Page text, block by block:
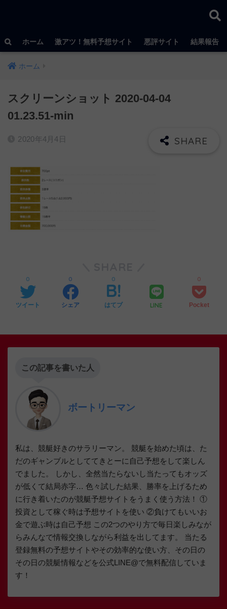
ホーム 激アツ！無料予想サイト 悪評サイト 結果報告
ホーム
スクリーンショット 2020-04-04
01.23.51-min
2020年4月4日
ツイート
0
シェア
0
はてブ
0
LINE Pocket
0
この記事を書いた人
ボートリーマン
私は、競艇好きのサラリーマン。 競艇を始めた頃は、た
だのギャンブルとしててきとーに自己予想をして楽しん
でました。 しかし、全然当たらないし当たってもオッズ
が低くて結局赤字… 色々試した結果、勝率を上げるため
に行き着いたのが競艇予想サイトをうまく使う方法！ ①
投資として稼ぐ時は予想サイトを使い ②負けてもいいお
金で遊ぶ時は自己予想 この2つのやり方で毎日楽しみなが
らみんなで情報交換しながら利益を出してます。 当たる
登録無料の予想サイトやその効率的な使い方、その日の
その日の競艇情報などを公式LINE@で無料配信していま
す！